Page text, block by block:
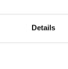
Details